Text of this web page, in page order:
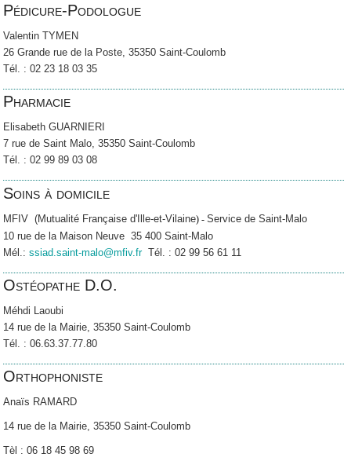
Pédicure-Podologue
Valentin TYMEN
26 Grande rue de la Poste, 35350 Saint-Coulomb
Tél. : 02 23 18 03 35
Pharmacie
Elisabeth GUARNIERI
7 rue de Saint Malo, 35350 Saint-Coulomb
Tél. : 02 99 89 03 08
Soins à domicile
MFIV (Mutualité Française d'Ille-et-Vilaine) -Service de Saint-Malo
10 rue de la Maison Neuve 35 400 Saint-Malo
Mél.:ssiad.saint-malo@mfiv.frTél. : 02 99 56 61 11
Ostéopathe D.O.
Méhdi Laoubi
14 rue de la Mairie, 35350 Saint-Coulomb
Tél. : 06.63.37.77.80
Orthophoniste
Anaïs RAMARD
14 rue de la Mairie, 35350 Saint-Coulomb
Tèl : 06 18 45 98 69